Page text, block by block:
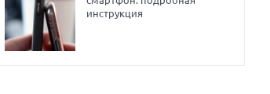
инструкция